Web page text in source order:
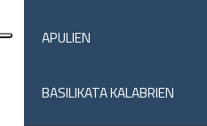
APULIEN
BASILIKATA KALABRIEN